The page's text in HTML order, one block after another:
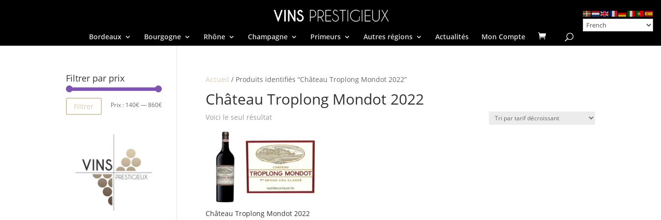
Bordeaux Bourgogne Rhône Champagne Primeurs Autres régions Actualités Mon Compte
Accueil / Produits identifiés “Château Troplong Mondot 2022”
Château Troplong Mondot 2022
Voici le seul résultat
Château Troplong Mondot 2022
Filtrer par prix
Prix
Prix
Filtrer Prix : 140€—860€